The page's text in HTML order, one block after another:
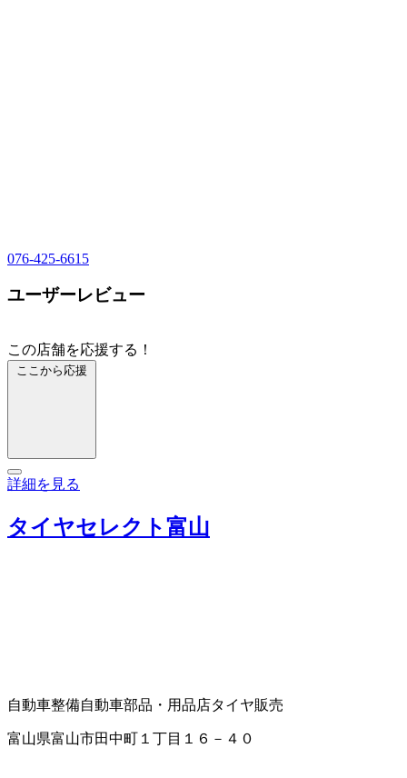
076-425-6615
ユーザーレビュー
この店舗を応援する！
ここから応援
詳細を見る
タイヤセレクト富山
自動車整備自動車部品・用品店タイヤ販売
富山県富山市田中町１丁目１６－４０